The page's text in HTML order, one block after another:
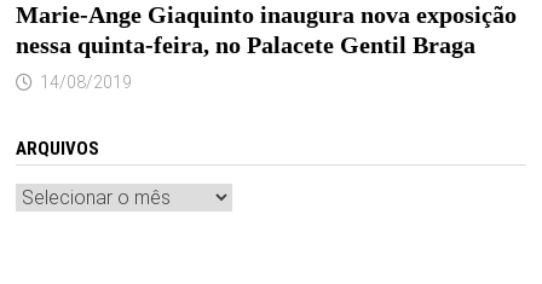
Marie-Ange Giaquinto inaugura nova exposição
nessa quinta-feira, no Palacete Gentil Braga
14/08/2019
ARQUIVOS
Arquivos